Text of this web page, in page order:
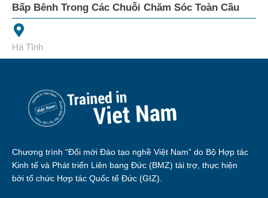
Bấp Bênh Trong Các Chuỗi Chăm Sóc Toàn Cầu
Hà Tĩnh
Chương trình “Đổi mới Đào tạo nghề Việt Nam” do Bộ Hợp tác
Kinh tế và Phát triển Liên bang Đức (BMZ) tài trợ, thực hiện
bởi tổ chức Hợp tác Quốc tế Đức (GIZ).